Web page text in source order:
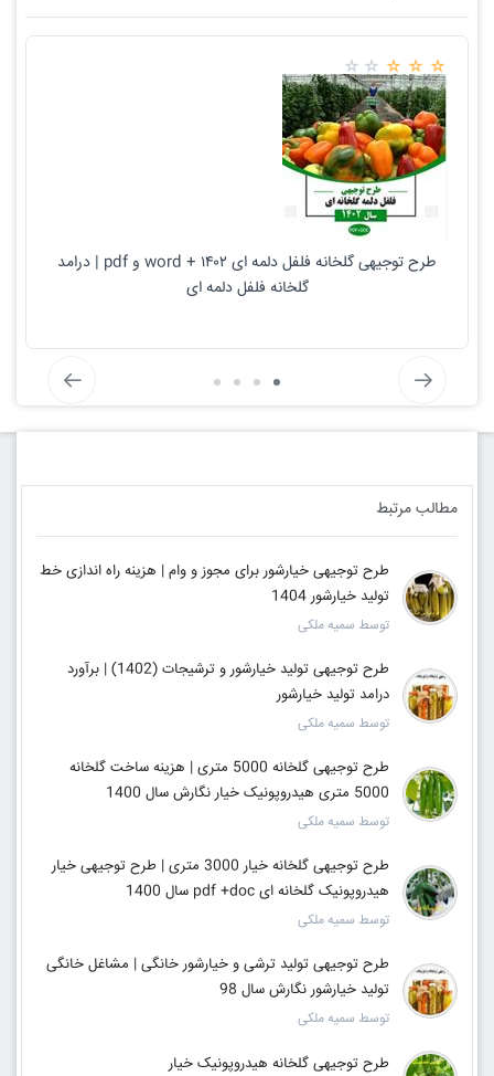
طرح توجیهی گلخانه فلفل دلمه ای ۱۴۰۲ + word و pdf | درامد
گلخانه فلفل دلمه ای
مطالب مرتبط
طرح توجیهی خیارشور برای مجوز و وام | هزینه راه اندازی خط
تولید خیارشور 1404
توسط سمیه ملکی
طرح توجیهی تولید خیارشور و ترشیجات (1402) | برآورد
درامد تولید خیارشور
توسط سمیه ملکی
طرح توجیهی گلخانه 5000 متری | هزینه ساخت گلخانه
5000 متری هیدروپونیک خیار نگارش سال 1400
توسط سمیه ملکی
طرح توجیهی گلخانه خیار 3000 متری | طرح توجیهی خیار
هیدروپونیک گلخانه ای pdf +doc سال 1400
توسط سمیه ملکی
طرح توجیهی تولید ترشی و خیارشور خانگی | مشاغل خانگی
تولید خیارشور نگارش سال 98
توسط سمیه ملکی
طرح توجیهی گلخانه هیدروپونیک خیار